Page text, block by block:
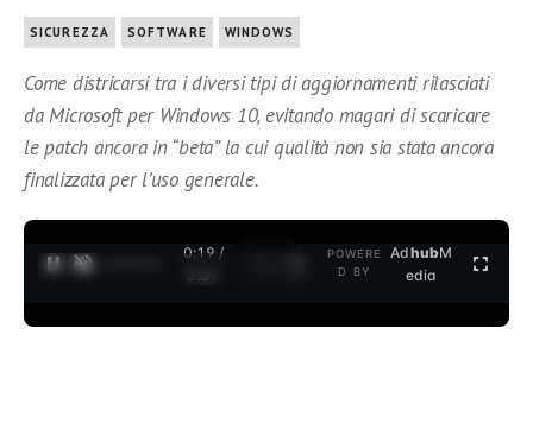
SICUREZZA SOFTWARE WINDOWS
Come districarsi tra i diversi tipi di aggiornamenti rilasciati
da Microsoft per Windows 10, evitando magari di scaricare
le patch ancora in “beta” la cui qualità non sia stata ancora
finalizzata per l’uso generale.
0:19 /
3:37
POWERE
D BY
AdhubM
edia